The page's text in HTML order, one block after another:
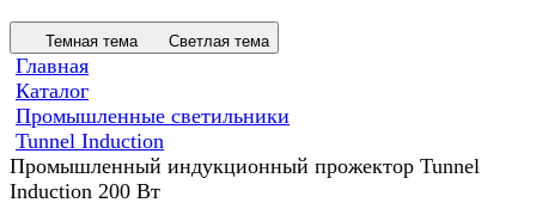
Темная тема Светлая тема
Главная
Каталог
Промышленные светильники
Tunnel Induction
Промышленный индукционный прожектор Tunnel
Induction 200 Вт